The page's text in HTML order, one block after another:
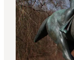
Det sker
Getaway
Planlæg